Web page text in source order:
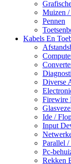
Muizen /
Pennen
Kabels En
Diverse
Firewire
Ide /
Input
Parallel /
Pc-
Rekken